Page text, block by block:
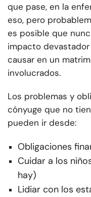
que pase, en la
eso, pero
es posible que
impacto
causar en un
involucrados.
Los problemas y
cónyuge que no
pueden ir desde:
Obligaciones
Cuidar a los
hay)
Lidiar con los